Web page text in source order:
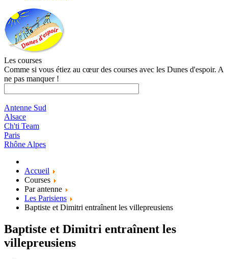
Les courses
Comme si vous étiez au cœur des courses avec les Dunes d'espoir. A
ne pas manquer !
Antenne Sud
Alsace
Ch'ti Team
Paris
Rhône Alpes
Accueil
Courses
Par antenne
Les Parisiens
Baptiste et Dimitri entraînent les villepreusiens
Baptiste et Dimitri entraînent les
villepreusiens